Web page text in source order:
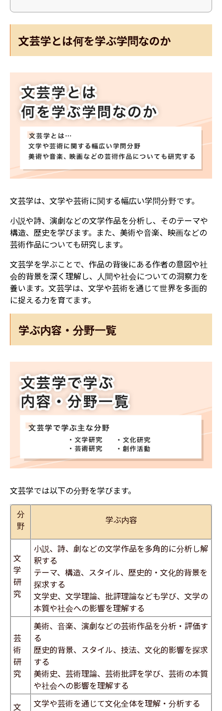
文芸学とは何を学ぶ学問なのか
文芸学は、文学や芸術に関する幅広い学問分野です。
小説や詩、演劇などの文学作品を分析し、そのテーマや
構造、歴史を学びます。また、美術や音楽、映画などの
芸術作品についても研究します。
文芸学を学ぶことで、作品の背後にある作者の意図や社
会的背景を深く理解し、人間や社会についての洞察力を
養います。文芸学は、文学や芸術を通じて世界を多面的
に捉える力を育てます。
学ぶ内容・分野一覧
文芸学では以下の分野を学びます。
分
野
学ぶ内容
文
学
研
究
小説、詩、劇などの文学作品を多角的に分析し解
釈する
テーマ、構造、スタイル、歴史的・文化的背景を
探求する
文学史、文学理論、批評理論なども学び、文学の
本質や社会への影響を理解する
芸
術
研
究
美術、音楽、演劇などの芸術作品を分析・評価す
る
歴史的背景、スタイル、技法、文化的影響を探求
する
美術史、芸術理論、芸術批評を学び、芸術の本質
や社会への影響を理解する
文
文学や芸術を通じて文化全体を理解・分析する